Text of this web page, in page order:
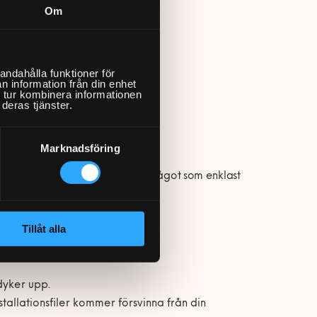
Om
funktioner för
information från din enhet
kombinera informationen
tjänster.
Marknadsföring
Tillåt alla
hör bland annat:
temporära installationsfiler. Något som enklast
upp.
kommer försvinna från din